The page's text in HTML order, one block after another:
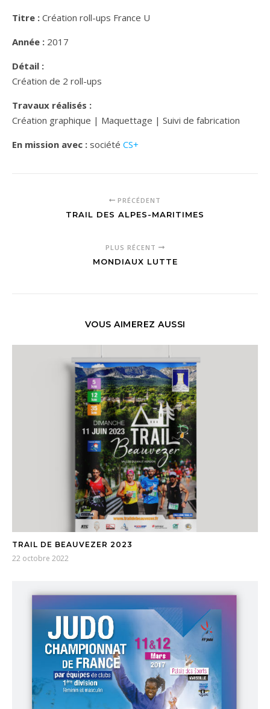
Titre : Création roll-ups France U
Année : 2017
Détail :
Création de 2 roll-ups
Travaux réalisés :
Création graphique | Maquettage | Suivi de fabrication
En mission avec : société CS+
PRÉCÉDENT
TRAIL DES ALPES-MARITIMES
PLUS RÉCENT
MONDIAUX LUTTE
VOUS AIMEREZ AUSSI
TRAIL DE BEAUVEZER 2023
22 octobre 2022